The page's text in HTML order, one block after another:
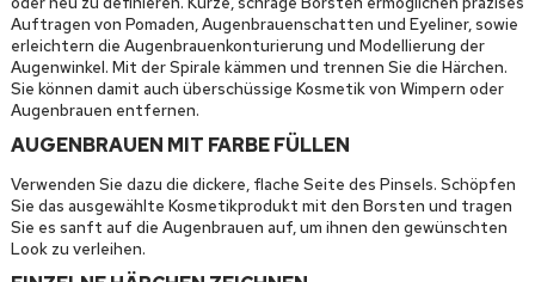
Auftragen von Pomaden, Augenbrauenschatten und Eyeliner, sowie
erleichtern die Augenbrauenkonturierung und Modellierung der
Augenwinkel. Mit der Spirale kämmen und trennen Sie die Härchen.
Sie können damit auch überschüssige Kosmetik von Wimpern oder
Augenbrauen entfernen.
AUGENBRAUEN MIT FARBE FÜLLEN
Verwenden Sie dazu die dickere, flache Seite des Pinsels. Schöpfen
Sie das ausgewählte Kosmetikprodukt mit den Borsten und tragen
Sie es sanft auf die Augenbrauen auf, um ihnen den gewünschten
Look zu verleihen.